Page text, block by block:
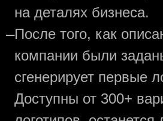
на деталях бизнеса.
—После того, как
компании были
сгенерирует первые
Доступны от 300+